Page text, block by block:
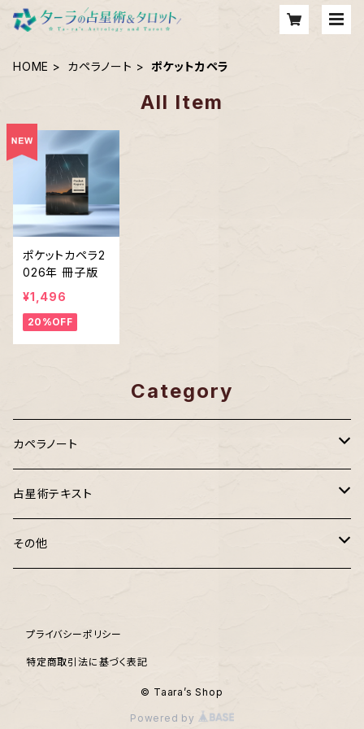
HOME カペラノート ポケットカペラ
All Item
ポケットカペラ2
026年 冊子版
¥1,496
20%OFF
Category
カペラノート
ターニング・カペラノート
ポケットカペラ
【PDF版】2025年 おひつじ座
占星術テキスト
ターラの占星術Ⅰ 基礎編
ターラの占星術III 未来予測編
ターラの占星術「I II III」テキスト3冊セット
その他
その他
プライバシーポリシー
特定商取引法に基づく表記
© Taara’s Shop
Powered by